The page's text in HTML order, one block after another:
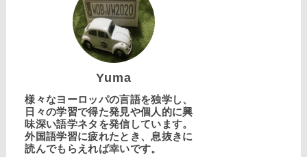
Yuma
様々なヨーロッパの言語を独学し、
日々の学習で得た発見や個人的に興
味深い語学ネタを発信しています。
外国語学習に疲れたとき、息抜きに
読んでもらえれば幸いです。